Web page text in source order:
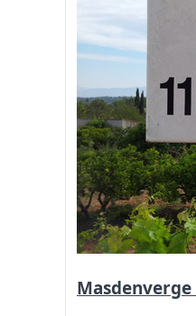
Masdenverge